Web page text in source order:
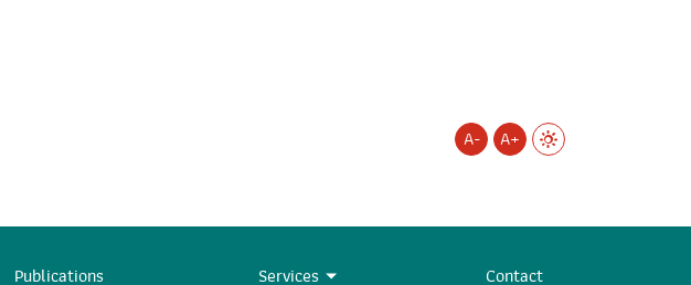
A- A+
Publications Services Contact